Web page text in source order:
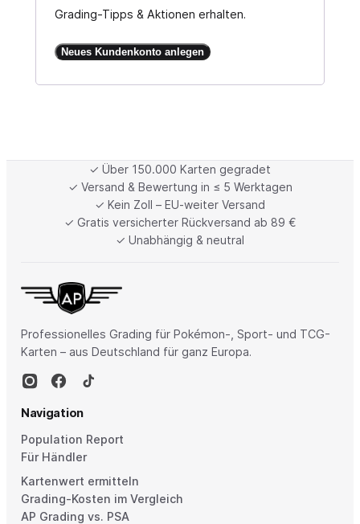
Grading-Tipps & Aktionen erhalten.
Neues Kundenkonto anlegen
✓ Über 150.000 Karten gegradet
✓ Versand & Bewertung in ≤ 5 Werktagen
✓ Kein Zoll – EU-weiter Versand
✓ Gratis versicherter Rückversand ab 89 €
✓ Unabhängig & neutral
Professionelles Grading für Pokémon-, Sport- und TCG-
Karten – aus Deutschland für ganz Europa.
Navigation
Population Report
Für Händler
Kartenwert ermitteln
Grading-Kosten im Vergleich
AP Grading vs. PSA